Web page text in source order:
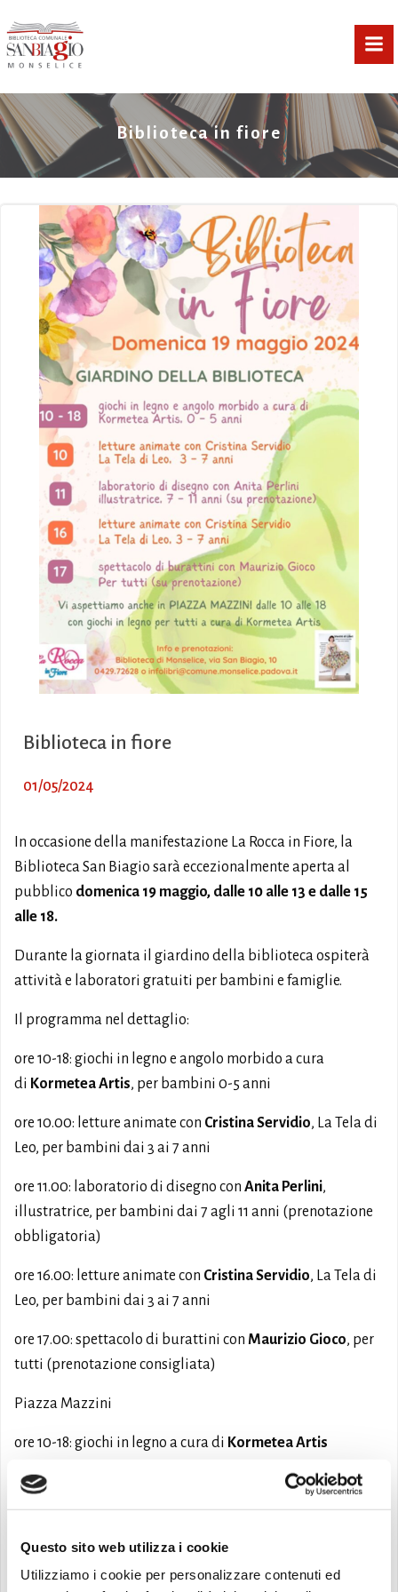
Questo sito web utilizza i cookie
Utilizziamo i cookie per personalizzare contenuti ed
Biblioteca in fiore
Biblioteca in fiore
01/05/2024
In occasione della manifestazione La Rocca in Fiore, la
Biblioteca San Biagio sarà eccezionalmente aperta al
pubblico domenica 19 maggio, dalle 10 alle 13 e dalle 15
alle 18.
Durante la giornata il giardino della biblioteca ospiterà
attività e laboratori gratuiti per bambini e famiglie.
Il programma nel dettaglio:
ore 10-18: giochi in legno e angolo morbido a cura
di Kormetea Artis, per bambini 0-5 anni
ore 10.00: letture animate con Cristina Servidio, La Tela di
Leo, per bambini dai 3 ai 7 anni
ore 11.00: laboratorio di disegno con Anita Perlini,
illustratrice, per bambini dai 7 agli 11 anni (prenotazione
obbligatoria)
ore 16.00: letture animate con Cristina Servidio, La Tela di
Leo, per bambini dai 3 ai 7 anni
ore 17.00: spettacolo di burattini con Maurizio Gioco, per
tutti (prenotazione consigliata)
Piazza Mazzini
ore 10-18: giochi in legno a cura di Kormetea Artis
Per info e prenotazioni chiamare al numero 0429 72628
oppure inviare una e-mail
Eventi